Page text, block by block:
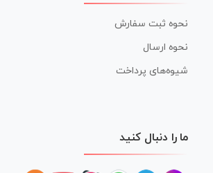
نحوه ثبت سفارش
نحوه ارسال
شیوه‌های پرداخت
ما را دنبال کنید